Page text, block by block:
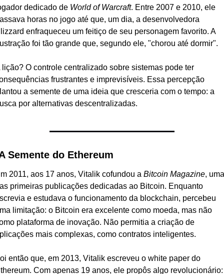
dedicado de World of Warcraft. Entre 2007 e 2010, ele
horas no jogo até que, um dia, a desenvolvedora
enfraqueceu um feitiço de seu personagem favorito. A
foi tão grande que, segundo ele, "chorou até dormir".
lição? O controle centralizado sobre sistemas pode ter
frustrantes e imprevisíveis. Essa percepção
a semente de uma ideia que cresceria com o tempo: a
por alternativas descentralizadas.
Semente do Ethereum
2011, aos 17 anos, Vitalik cofundou a Bitcoin Magazine, uma
primeiras publicações dedicadas ao Bitcoin. Enquanto
e estudava o funcionamento da blockchain, percebeu
limitação: o Bitcoin era excelente como moeda, mas não
plataforma de inovação. Não permitia a criação de
mais complexas, como contratos inteligentes.
então que, em 2013, Vitalik escreveu o white paper do
Com apenas 19 anos, ele propôs algo revolucionário: